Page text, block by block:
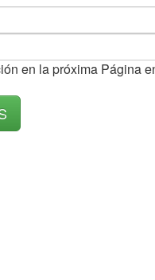
en la próxima Página